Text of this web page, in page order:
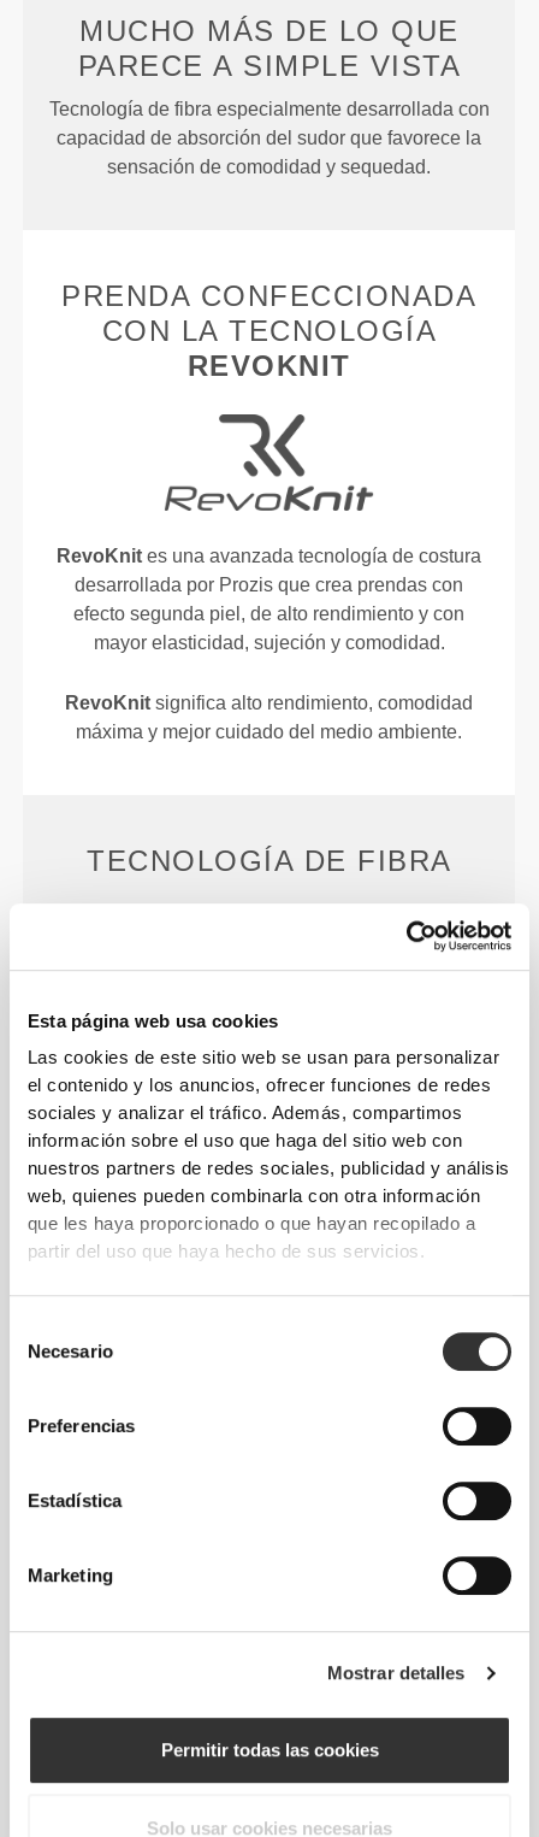
Esta página web usa cookies
Las cookies de este sitio web se usan para personalizar
el contenido y los anuncios, ofrecer funciones de redes
sociales y analizar el tráfico. Además, compartimos
información sobre el uso que haga del sitio web con
nuestros partners de redes sociales, publicidad y análisis
web, quienes pueden combinarla con otra información
que les haya proporcionado o que hayan recopilado a
partir del uso que haya hecho de sus servicios.
Necesario
Preferencias
Estadística
Marketing
Mostrar detalles
Permitir todas las cookies
Solo usar cookies necesarias
MUCHO MÁS DE LO QUE
PARECEA SIMPLE VISTA
Tecnología de fibra especialmente desarrollada con
capacidad de absorción del sudor que favorece la
sensación de comodidad y sequedad.
PRENDA CONFECCIONADA
CON LA TECNOLOGÍA
REVOKNIT
RevoKnit es una avanzada tecnología de costura
desarrollada por Prozis que crea prendas con
efecto segunda piel, de alto rendimiento y con
mayor elasticidad, sujeción y comodidad.
RevoKnit significa alto rendimiento, comodidad
máxima y mejor cuidado del medio ambiente.
TECNOLOGÍA DE FIBRA
PoliStretch© es una tecnología de fibra muy versátil
desarrollada por nosotros mismos en laboratorio.
Proporciona niveles ideales de compresión y es
muy elástica para mejorar el rendimiento, la
sujeción y la comodidad. PoliStretch© te mantiene
seca, fresca y no limita tus movimientos.
NUESTRA ETIQUETA ES TU
toque final marca toda la diferencia: ¡una gama sin
costuras! Confeccionada sin etiquetas cosidas para